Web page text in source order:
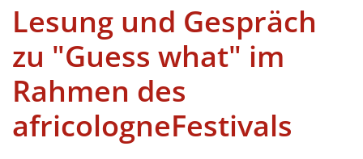
Lesung und Gespräch
zu "Guess what" im
Rahmen des
africologneFestivals